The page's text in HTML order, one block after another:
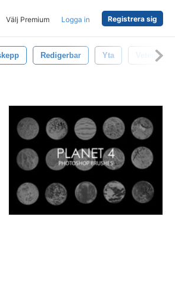
Välj Premium Logga in Registrera sig
Redigerbar Yta